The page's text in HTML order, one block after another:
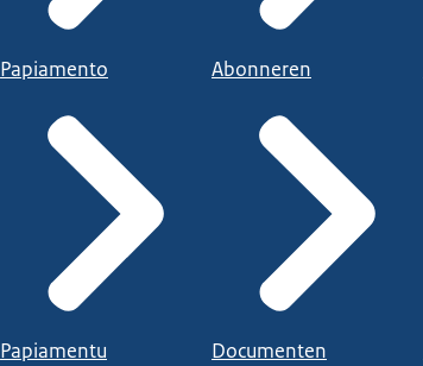
Papiamento
Papiamentu
Abonneren
Documenten